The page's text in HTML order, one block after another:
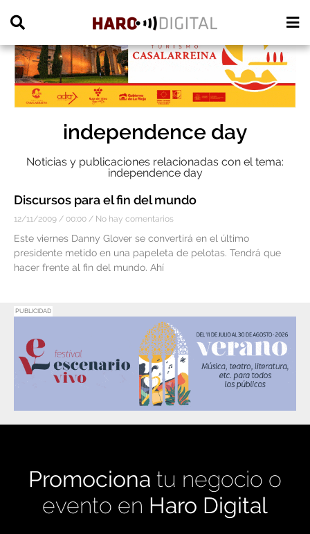
independence day
Noticias y publicaciones relacionadas con el tema:
independence day
Discursos para el fin del mundo
12/11/2009 00:00 No hay comentarios
Este viernes Danny Glover se convertirá en el último
presidente metido en una papeleta de pelotas. Tendrá que
hacer frente al fin del mundo. Ahí
PUBLICIDAD
Promociona tu negocio o
evento en Haro Digital